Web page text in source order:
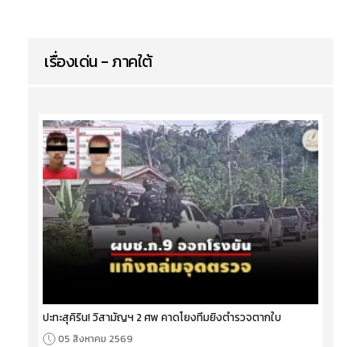
เรื่องเด่น - ภาคใต้
ปะทะสุคิริน! วิสามัญฯ 2 ศพ คาดโยงทีมยิงตำรวจตากใบ
05 สิงหาคม 2569